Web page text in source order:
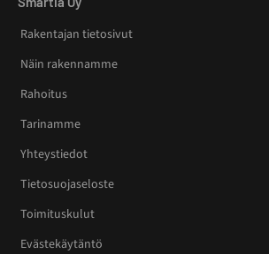
Rakentajan tietosivut
Näin rakennamme
Rahoitus
Tarinamme
Yhteystiedot
Tietosuojaseloste
Toimituskulut
Evästekäytäntö